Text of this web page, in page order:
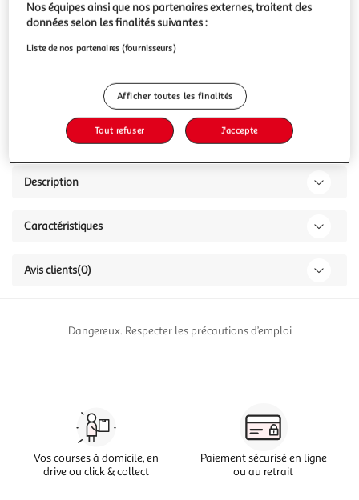
Vous voulez connaître le prix de ce produit ?
Inflammable
Description
Caractéristiques
Avis clients(0)
Dangereux. Respecter les précautions d’emploi
Vos courses à domicile, en
drive ou click & collect
Paiement sécurisé en ligne
ou au retrait
Nos équipes ainsi que nos partenaires externes, traitent des
données selon les finalités suivantes :
Liste de nos partenaires (fournisseurs)
Afficher toutes les finalités
Tout refuser J'accepte